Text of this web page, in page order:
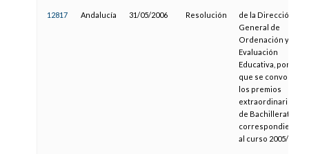
12817 Andalucía 31/05/2006 Resolución
de la Dirección
General de
Ordenación y
Evaluación
Educativa, por la
que se convocan
los premios
extraordinarios
de Bachillerato
correspondientes
al curso 2005/2006